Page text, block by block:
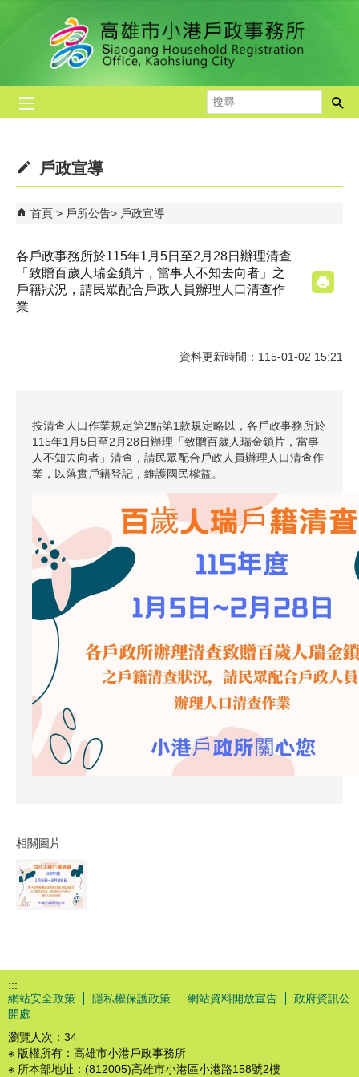
跳到主要內容區塊
尋
戶政宣導
首頁 戶所公告 戶政宣導
各戶政事務所於115年1月5日至2月28日辦理清查
「致贈百歲人瑞金鎖片，當事人不知去向者」之
戶籍狀況，請民眾配合戶政人員辦理人口清查作
業
資料更新時間：115-01-02 15:21
按清查人口作業規定第2點第1款規定略以，各戶政事務所於
115年1月5日至2月28日辦理「致贈百歲人瑞金鎖片，當事
人不知去向者」清查，請民眾配合戶政人員辦理人口清查作
業，以落實戶籍登記，維護國民權益。
相關圖片
:::
網站安全政策
隱私權保護政策 網站資料開放宣告
政府資訊公
開處
瀏覽人次： 34
※ 版權所有：高雄市小港戶政事務所
※ 所本部地址：(812005)高雄市小港區小港路158號2樓